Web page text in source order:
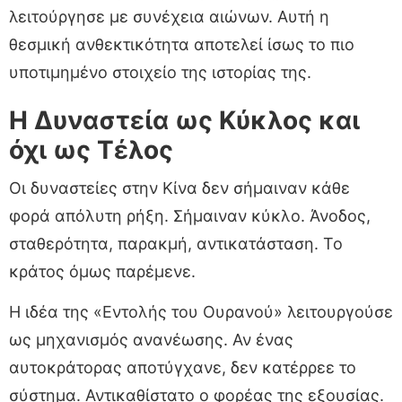
λειτούργησε με συνέχεια αιώνων. Αυτή η
θεσμική ανθεκτικότητα αποτελεί ίσως το πιο
υποτιμημένο στοιχείο της ιστορίας της.
Η Δυναστεία ως Κύκλος και
όχι ως Τέλος
Οι δυναστείες στην Κίνα δεν σήμαιναν κάθε
φορά απόλυτη ρήξη. Σήμαιναν κύκλο. Άνοδος,
σταθερότητα, παρακμή, αντικατάσταση. Το
κράτος όμως παρέμενε.
Η ιδέα της «Εντολής του Ουρανού» λειτουργούσε
ως μηχανισμός ανανέωσης. Αν ένας
αυτοκράτορας αποτύγχανε, δεν κατέρρεε το
σύστημα. Αντικαθίστατο ο φορέας της εξουσίας.